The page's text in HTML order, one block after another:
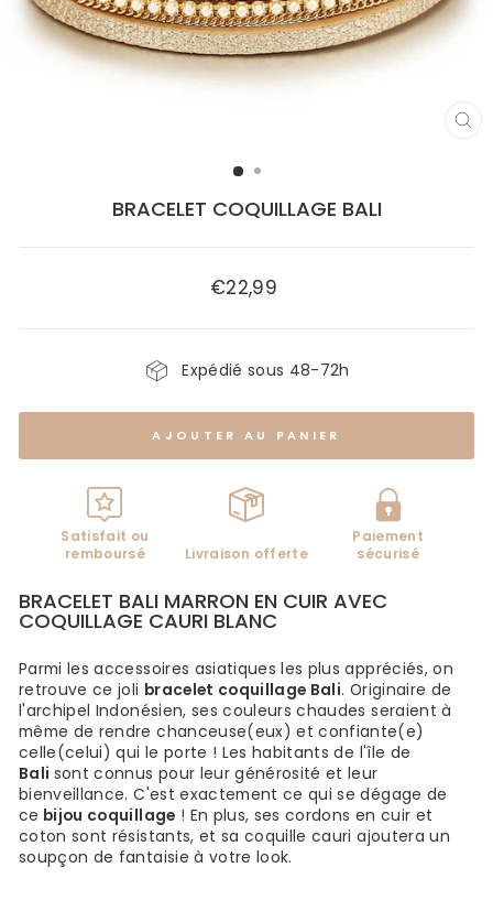
BRACELET COQUILLAGE BALI
Prix
€22,99
Expédié sous 48-72h
AJOUTER AU PANIER
Satisfait ou
remboursé
Livraison offerte
Paiement
sécurisé
BRACELET BALI MARRON EN CUIR AVEC
COQUILLAGE CAURI BLANC
Parmi les accessoires asiatiques les plus appréciés, on
retrouve ce joli bracelet coquillage Bali. Originaire de
l'archipel Indonésien, ses couleurs chaudes seraient à
même de rendre chanceuse(eux) et confiante(e)
celle(celui) qui le porte ! Les habitants de l'île de
Bali sont connus pour leur générosité et leur
bienveillance. C'est exactement ce qui se dégage de
ce bijou coquillage ! En plus, ses cordons en cuir et
coton sont résistants, et sa coquille cauri ajoutera un
soupçon de fantaisie à votre look.